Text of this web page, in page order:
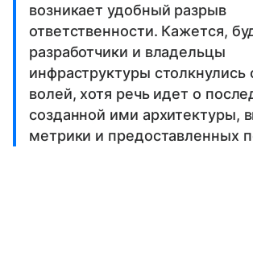
возникает удобный разрыв
ответственности. Кажется,
разработчики и владельцы
инфраструктуры столкнулись
волей, хотя речь идет о
созданной ими архитектуры,
метрики и предоставленных